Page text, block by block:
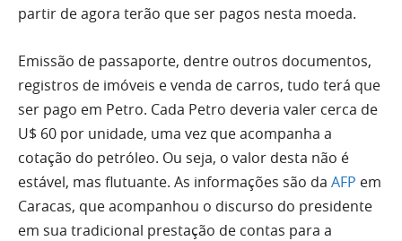
partir de agora terão que ser pagos nesta moeda.
Emissão de passaporte, dentre outros documentos,
registros de imóveis e venda de carros, tudo terá que
ser pago em Petro. Cada Petro deveria valer cerca de
U$ 60 por unidade, uma vez que acompanha a
cotação do petróleo. Ou seja, o valor desta não é
estável, mas flutuante. As informações são da AFP em
Caracas, que acompanhou o discurso do presidente
em sua tradicional prestação de contas para a